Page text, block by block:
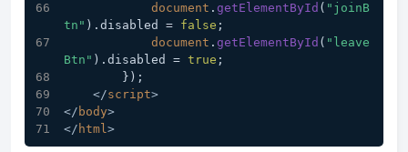
document . getElementById ( "joinB
tn" ). disabled = false ;
document . getElementById ( "leave
Btn" ). disabled = true ;
        });
</script>
</ body>
</ html>